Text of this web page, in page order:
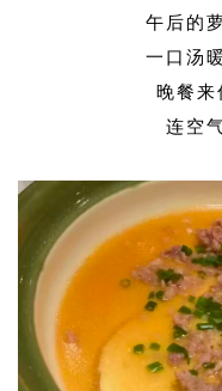
午后的
一口汤
晚餐来
连空